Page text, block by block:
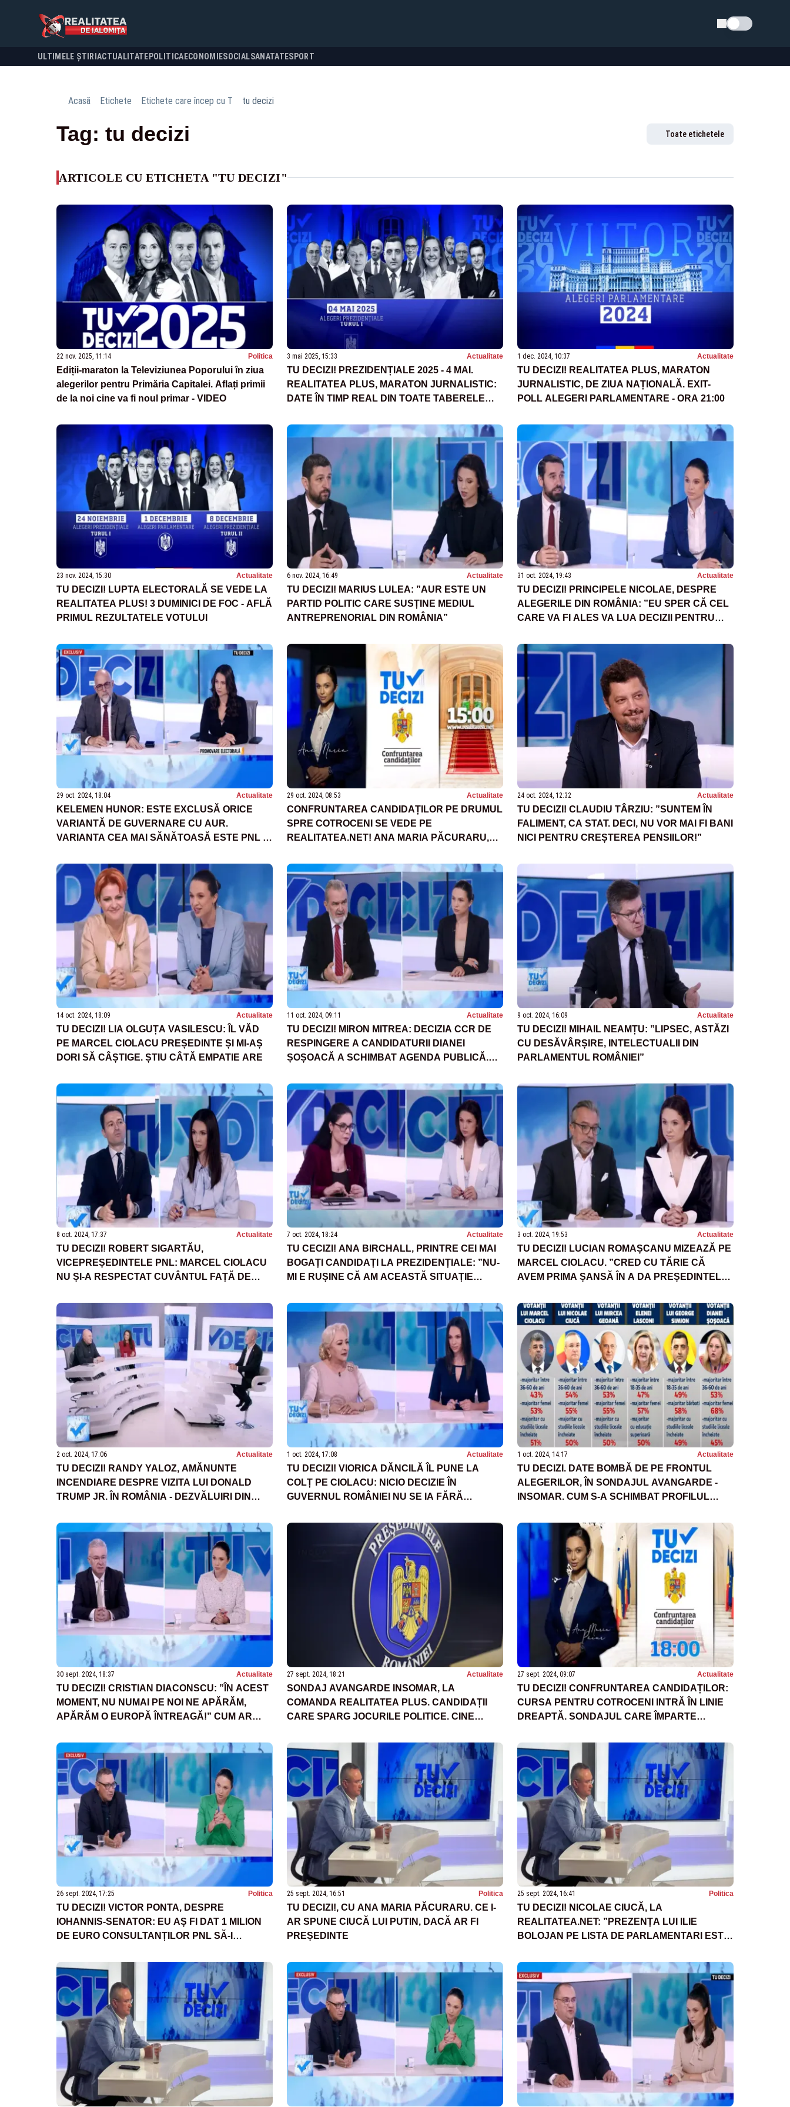
Schimba tema
ULTIMELE ȘTIRI ACTUALITATE POLITICA ECONOMIESOCIALSANATATESPORT
Acasă Etichete Etichete care încep cu T tu decizi
Tag: tu decizi Toate etichetele
ARTICOLE CU ETICHETA "TU DECIZI"
22 nov. 2025, 11:14 Politica
Ediții-maraton la Televiziunea Poporului în ziua
alegerilor pentru Primăria Capitalei. Aflați primii
de la noi cine va fi noul primar - VIDEO
3 mai 2025, 15:33 Actualitate
TU DECIZI! PREZIDENȚIALE 2025 - 4 MAI.
REALITATEA PLUS, MARATON JURNALISTIC:
DATE ÎN TIMP REAL DIN TOATE TABERELE
SONDAJ AVANGARDE
1 dec. 2024, 10:37 Actualitate
TU DECIZI! REALITATEA PLUS, MARATON
JURNALISTIC, DE ZIUA NAȚIONALĂ. EXIT-
POLL ALEGERI PARLAMENTARE - ORA 21:00
23 nov. 2024, 15:30 Actualitate
TU DECIZI! LUPTA ELECTORALĂ SE VEDE LA
REALITATEA PLUS! 3 DUMINICI DE FOC - AFLĂ
PRIMUL REZULTATELE VOTULUI
6 nov. 2024, 16:49 Actualitate
TU DECIZI! MARIUS LULEA: ”AUR ESTE UN
PARTID POLITIC CARE SUSȚINE MEDIUL
ANTREPRENORIAL DIN ROMÂNIA”
31 oct. 2024, 19:43 Actualitate
TU DECIZI! PRINCIPELE NICOLAE, DESPRE
ALEGERILE DIN ROMÂNIA: ”EU SPER CĂ CEL
CARE VA FI ALES VA LUA DECIZII PENTRU
29 oct. 2024, 18:04 Actualitate
KELEMEN HUNOR: ESTE EXCLUSĂ ORICE
VARIANTĂ DE GUVERNARE CU AUR.
VARIANTA CEA MAI SĂNĂTOASĂ ESTE PNL ȘI
29 oct. 2024, 08:53 Actualitate
CONFRUNTAREA CANDIDAȚILOR PE DRUMUL
SPRE COTROCENI SE VEDE PE
REALITATEA.NET! ANA MARIA PĂCURARU,
24 oct. 2024, 12:32 Actualitate
TU DECIZI! CLAUDIU TÂRZIU: ”SUNTEM ÎN
FALIMENT, CA STAT. DECI, NU VOR MAI FI BANI
NICI PENTRU CREȘTEREA PENSIILOR!”
14 oct. 2024, 18:09 Actualitate
TU DECIZI! LIA OLGUȚA VASILESCU: ÎL VĂD
PE MARCEL CIOLACU PREȘEDINTE ȘI MI-AȘ
DORI SĂ CÂȘTIGE. ȘTIU CÂTĂ EMPATIE ARE
11 oct. 2024, 09:11 Actualitate
TU DECIZI! MIRON MITREA: DECIZIA CCR DE
RESPINGERE A CANDIDATURII DIANEI
ȘOȘOACĂ A SCHIMBAT AGENDA PUBLICĂ.
9 oct. 2024, 16:09 Actualitate
TU DECIZI! MIHAIL NEAMȚU: ”LIPSEC, ASTĂZI
CU DESĂVÂRȘIRE, INTELECTUALII DIN
PARLAMENTUL ROMÂNIEI”
8 oct. 2024, 17:37 Actualitate
TU DECIZI! ROBERT SIGARTĂU,
VICEPREȘEDINTELE PNL: MARCEL CIOLACU
NU ȘI-A RESPECTAT CUVÂNTUL FAȚĂ DE
TREBUIE SĂ MAI AIBĂ LOC
7 oct. 2024, 18:24 Actualitate
TU CECIZI! ANA BIRCHALL, PRINTRE CEI MAI
BOGAȚI CANDIDAȚI LA PREZIDENȚIALE: ”NU-
MI E RUȘINE CĂ AM ACEASTĂ SITUAȚIE
OAMENI MODEȘTI”
3 oct. 2024, 19:53 Actualitate
TU DECIZI! LUCIAN ROMAȘCANU MIZEAZĂ PE
MARCEL CIOLACU. ”CRED CU TĂRIE CĂ
AVEM PRIMA ȘANSĂ ÎN A DA PREȘEDINTELE
2 oct. 2024, 17:06 Actualitate
TU DECIZI! RANDY YALOZ, AMĂNUNTE
INCENDIARE DESPRE VIZITA LUI DONALD
TRUMP JR. ÎN ROMÂNIA - DEZVĂLUIRI DIN
1 oct. 2024, 17:08 Actualitate
TU DECIZI! VIORICA DĂNCILĂ ÎL PUNE LA
COLȚ PE CIOLACU: NICIO DECIZIE ÎN
GUVERNUL ROMÂNIEI NU SE IA FĂRĂ
IA MEDITAȚII LA ECONOMIE?
1 oct. 2024, 14:17 Actualitate
TU DECIZI. DATE BOMBĂ DE PE FRONTUL
ALEGERILOR, ÎN SONDAJUL AVANGARDE -
INSOMAR. CUM S-A SCHIMBAT PROFILUL
30 sept. 2024, 18:37 Actualitate
TU DECIZI! CRISTIAN DIACONSCU: ”ÎN ACEST
MOMENT, NU NUMAI PE NOI NE APĂRĂM,
APĂRĂM O EUROPĂ ÎNTREAGĂ!” CUM AR
CU RUSIA?
27 sept. 2024, 18:21 Actualitate
SONDAJ AVANGARDE INSOMAR, LA
COMANDA REALITATEA PLUS. CANDIDAȚII
CARE SPARG JOCURILE POLITICE. CINE
27 sept. 2024, 09:07 Actualitate
TU DECIZI! CONFRUNTAREA CANDIDAȚILOR:
CURSA PENTRU COTROCENI INTRĂ ÎN LINIE
DREAPTĂ. SONDAJUL CARE ÎMPARTE
26 sept. 2024, 17:25 Politica
TU DECIZI! VICTOR PONTA, DESPRE
IOHANNIS-SENATOR: EU AȘ FI DAT 1 MILION
DE EURO CONSULTANȚILOR PNL SĂ-I
O PROSTIE MONUMENTALĂ!
25 sept. 2024, 16:51 Politica
TU DECIZI!, CU ANA MARIA PĂCURARU. CE I-
AR SPUNE CIUCĂ LUI PUTIN, DACĂ AR FI
PREȘEDINTE
25 sept. 2024, 16:41 Politica
TU DECIZI! NICOLAE CIUCĂ, LA
REALITATEA.NET: ”PREZENȚA LUI ILIE
BOLOJAN PE LISTA DE PARLAMENTARI ESTE